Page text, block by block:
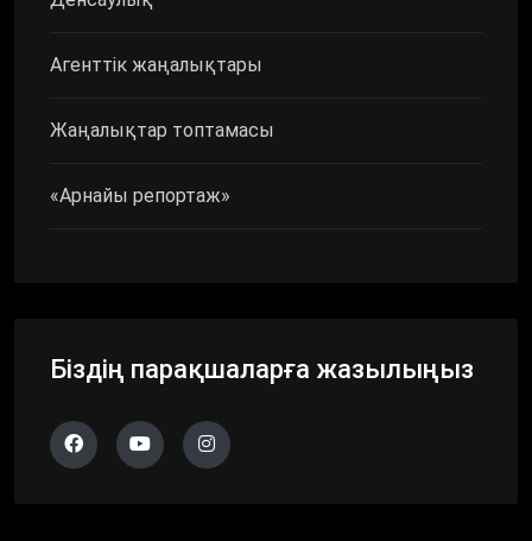
Агенттік жаңалықтары
Жаңалықтар топтамасы
«Арнайы репортаж»
Біздің парақшаларға жазылыңыз